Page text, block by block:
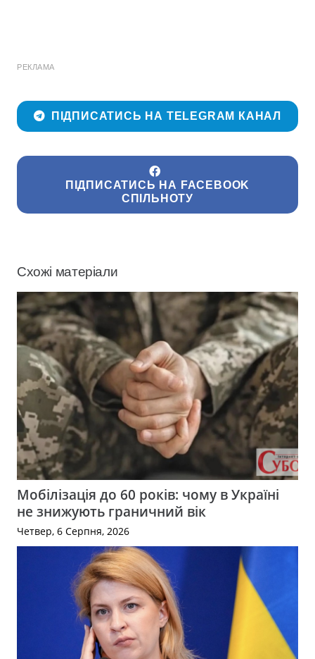
РЕКЛАМА
ПІДПИСАТИСЬ НА TELEGRAM КАНАЛ
ПІДПИСАТИСЬ НА FACEBOOK
СПІЛЬНОТУ
Схожі матеріали
Мобілізація до 60 років: чому в Україні
не знижують граничний вік
Четвер, 6 Серпня, 2026